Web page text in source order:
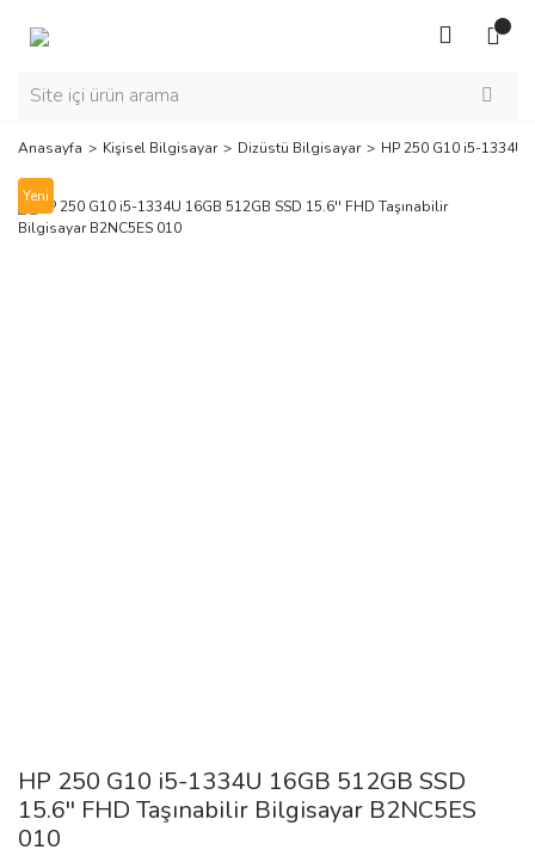
Anasayfa Kişisel Bilgisayar Dizüstü Bilgisayar HP 250 G10 i5-1334U
Yeni
HP 250 G10 i5-1334U 16GB 512GB SSD
15.6'' FHD Taşınabilir Bilgisayar B2NC5ES
010